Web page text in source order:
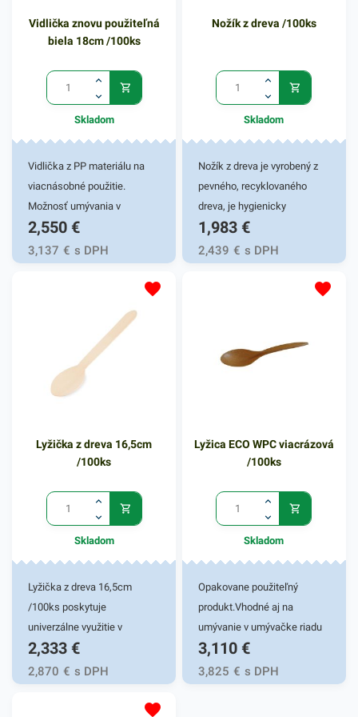
Vidlička znovu použiteľná
biela 18cm /100ks
Skladom
Vidlička z PP materiálu na
viacnásobné použitie.
Možnosť umývania v
umývačke. Dĺžka 18cm,
100ks v balení.
2,550 €
3,137 € s DPH
Nožík z dreva /100ks
Skladom
Nožík z dreva je vyrobený z
pevného, recyklovaného
dreva, je hygienicky
nezávadný, vďaka čomu je
vhodný najmä pre rôzne
nemocničné zariadenia,
teplé pokrmy. Predstavuje
ekonomicky najdostupnejšie
použitie. Výhodné balenie
obsahuje 100ks drevených
farebnom vyhotovení. V
našej ponuke nájdete ďalšie
podobné produkty, ktoré vás
zaručene oslovia.
1,983 €
2,439 € s DPH
Lyžička z dreva 16,5cm
/100ks
Skladom
Lyžička z dreva 16,5cm
/100ks poskytuje
univerzálne využitie v
rôznych gastronomických a
potravinárskych
prevádzkach. Drevená
2,333 €
2,870 € s DPH
Lyžica ECO WPC viacrázová
/100ks
Skladom
Opakovane použiteľný
produkt.Vhodné aj na
umývanie v umývačke riadu
(aj viac ako 125 cyklov).
3,110 €
3,825 € s DPH